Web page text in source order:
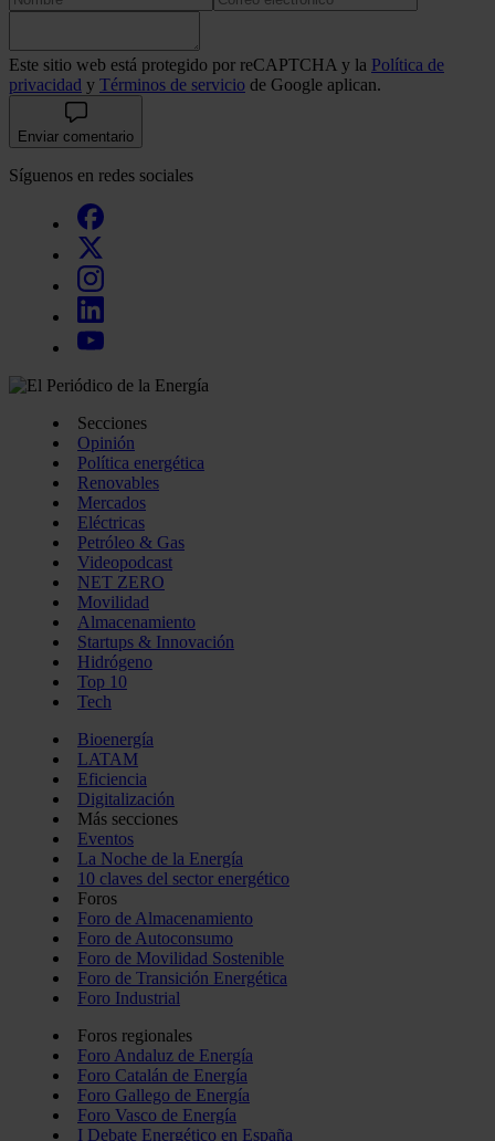
Este sitio web está protegido por reCAPTCHA y la Política de
privacidad y Términos de servicio de Google aplican.
Enviar comentario
Síguenos en redes sociales
Secciones
Opinión
Política energética
Renovables
Mercados
Eléctricas
Petróleo & Gas
Videopodcast
NET ZERO
Movilidad
Almacenamiento
Startups & Innovación
Hidrógeno
Top 10
Tech
Bioenergía
LATAM
Eficiencia
Digitalización
Más secciones
Eventos
La Noche de la Energía
10 claves del sector energético
Foros
Foro de Almacenamiento
Foro de Autoconsumo
Foro de Movilidad Sostenible
Foro de Transición Energética
Foro Industrial
Foros regionales
Foro Andaluz de Energía
Foro Catalán de Energía
Foro Gallego de Energía
Foro Vasco de Energía
I Debate Energético en España